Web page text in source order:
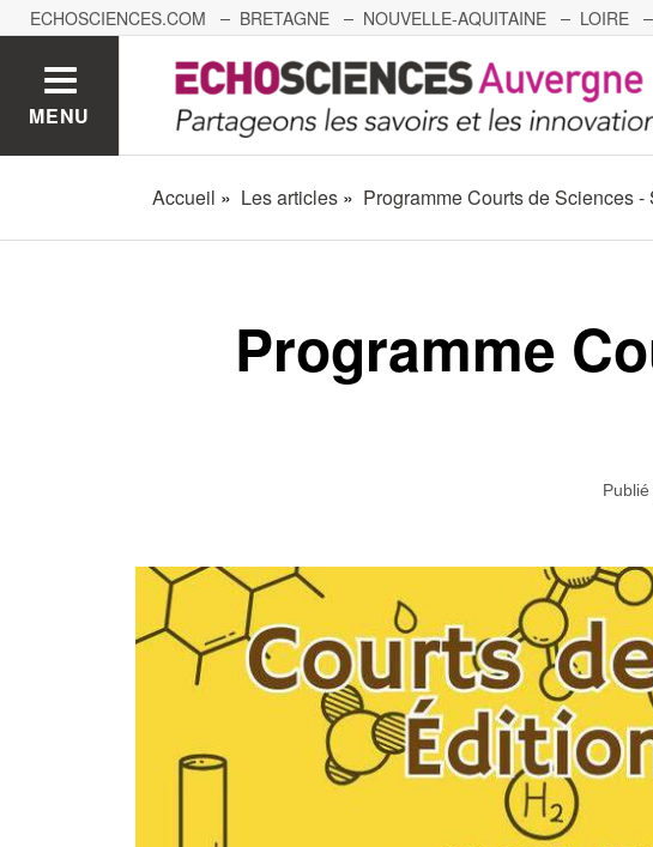
ECHOSCIENCES.COM BRETAGNE NOUVELLE-AQUITAINE LOIRE
GRENOBLE GRAND EST BOURGOGNE-FRANCHE-
MENU
Accueil Les articles Programme Courts de Sciences
Programme